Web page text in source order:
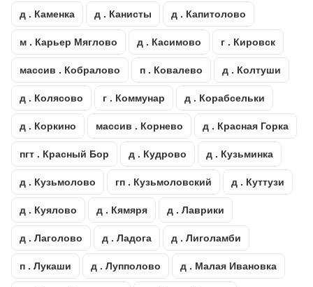
д . Каменка д . Канисты д . Капитолово
м . Карьер Мяглово д . Касимово г . Кировск
массив . Кобралово п . Ковалево д . Колтуши
д . Колясово г . Коммунар д . Корабсельки
д . Коркино массив . Корнево д . Красная Горка
пгт . Красный Бор д . Кудрово д . Кузьминка
д . Кузьмолово гп . Кузьмоловский д . Куттузи
д . Куялово д . Кямяря д . Лаврики
д . Лаголово д . Ладога д . Лиголамби
п . Лукаши д . Лупполово д . Малая Ивановка